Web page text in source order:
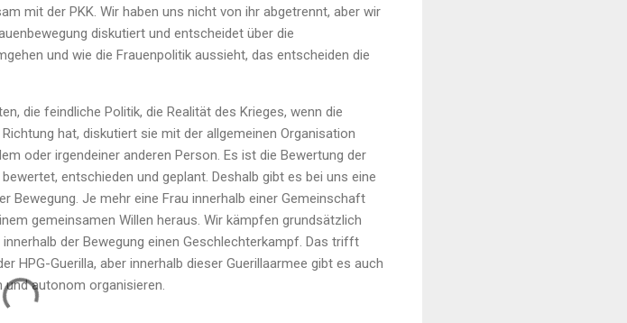
mit der PKK. Wir haben uns nicht von ihr abgetrennt, aber wir
diskutiert und entscheidet über die
und wie die Frauenpolitik aussieht, das entscheiden die
die feindliche Politik, die Realität des Krieges, wenn die
hat, diskutiert sie mit der allgemeinen Organisation
oder irgendeiner anderen Person. Es ist die Bewertung der
entschieden und geplant. Deshalb gibt es bei uns eine
Bewegung. Je mehr eine Frau innerhalb einer Gemeinschaft
gemeinsamen Willen heraus. Wir kämpfen grundsätzlich
der Bewegung einen Geschlechterkampf. Das trifft
HPG-Guerilla, aber innerhalb dieser Guerillaarmee gibt es auch
und autonom organisieren.